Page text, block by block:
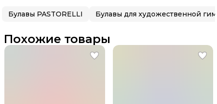
Булавы PASTORELLI
Похожие товары